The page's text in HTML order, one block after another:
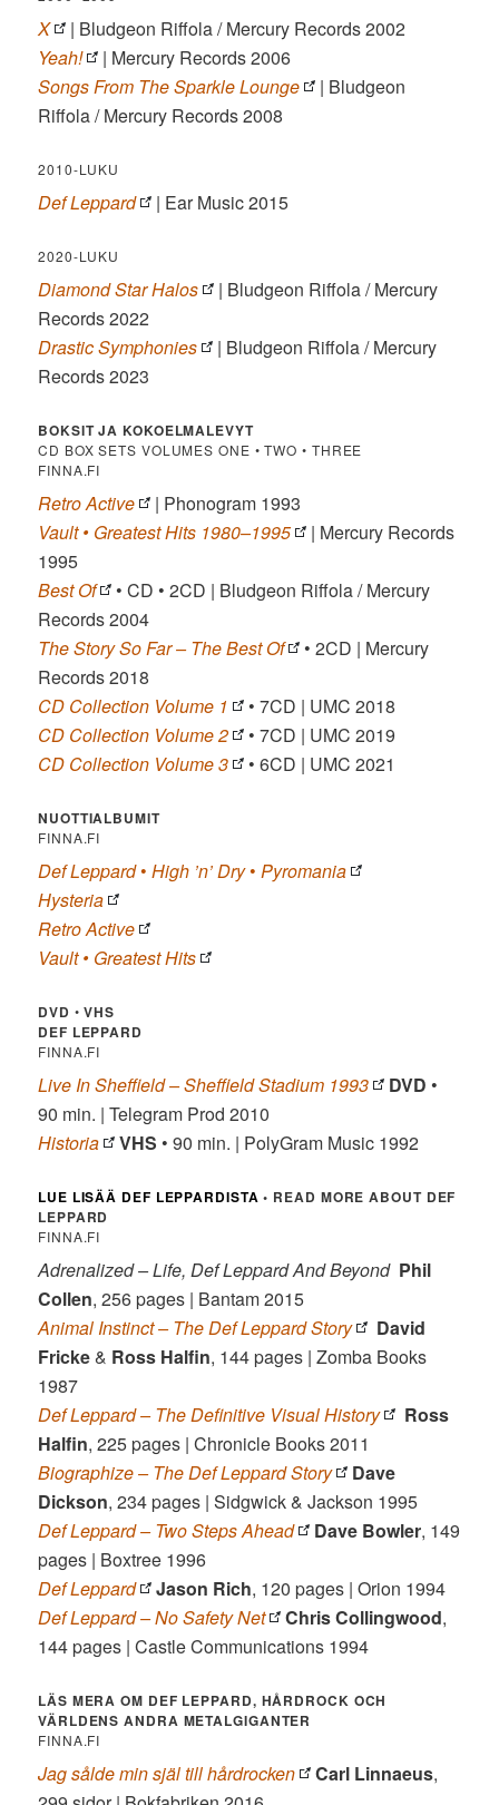
X
| Bludgeon Riffola / Mercury Records 2002
Yeah!
| Mercury Records 2006
Songs From The Sparkle Lounge
| Bludgeon
Riffola / Mercury Records 2008
2010-LUKU
Def Leppard | Ear Music 2015
2020-LUKU
Diamond Star Halos
| Bludgeon Riffola / Mercury
Records 2022
Drastic Symphonies
| Bludgeon Riffola / Mercury
Records 2023
BOKSIT JA KOKOELMALEVYT
CD BOX SETS VOLUMES ONE • TWO • THREE
FINNA.FI
Retro Active
| Phonogram 1993
Vault • Greatest Hits 1980–1995
| Mercury Records
1995
Best Of
• CD • 2CD | Bludgeon Riffola / Mercury
Records 2004
The Story So Far – The Best Of
• 2CD | Mercury
Records 2018
CD Collection Volume 1
• 7CD | UMC 2018
CD Collection Volume 2
• 7CD | UMC 2019
CD Collection Volume 3
• 6CD | UMC 2021
NUOTTIALBUMIT
FINNA.FI
Def Leppard•High ’n’ Dry• Pyromania
Hysteria
Retro Active
Vault • Greatest Hits
DVD •VHS
DEF LEPPARD
FINNA.FI
Live In Sheffield – Sheffield Stadium 1993 DVD •
90 min. | Telegram Prod 2010
Historia
VHS • 90 min. | PolyGram Music 1992
LUE LISÄÄ DEF LEPPARDISTA • READ MORE ABOUT DEF
LEPPARD
FINNA.FI
Adrenalized – Life, Def Leppard And Beyond Phil
Collen, 256 pages | Bantam 2015
Animal Instinct – The Def Leppard Story
David
Fricke& Ross Halfin, 144 pages | Zomba Books
1987
Def Leppard – The Definitive Visual History
Ross
Halfin, 225 pages | Chronicle Books 2011
Biographize – The Def Leppard Story
Dave
Dickson, 234 pages | Sidgwick & Jackson 1995
Def Leppard – Two Steps Ahead
Dave Bowler, 149
pages | Boxtree 1996
Def Leppard
Jason Rich, 120 pages | Orion 1994
Def Leppard – No Safety Net
Chris Collingwood,
144 pages | Castle Communications 1994
LÄS MERA OM DEF LEPPARD, HÅRDROCK OCH
VÄRLDENS ANDRA METALGIGANTER
FINNA.FI
Jag sålde min själ till hårdrocken Carl Linnaeus,